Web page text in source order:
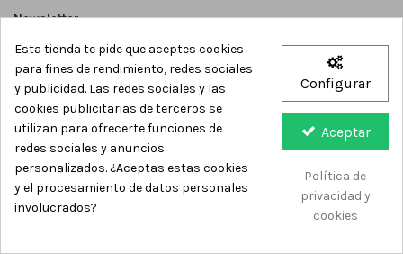
Newsletter
Casa Calicó - Todos los derechos reservados -2026
Esta tienda te pide que aceptes cookies
para fines de rendimiento, redes sociales
y publicidad. Las redes sociales y las
cookies publicitarias de terceros se
utilizan para ofrecerte funciones de
redes sociales y anuncios
personalizados. ¿Aceptas estas cookies
y el procesamiento de datos personales
involucrados?
Configurar
Aceptar
Política de
privacidad y
cookies